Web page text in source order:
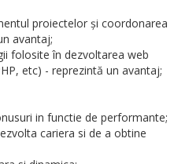
proiectelor și coordonarea
avantaj;
folosite în dezvoltarea web
etc) - reprezintă un avantaj;
in functie de performante;
cariera si de a obtine